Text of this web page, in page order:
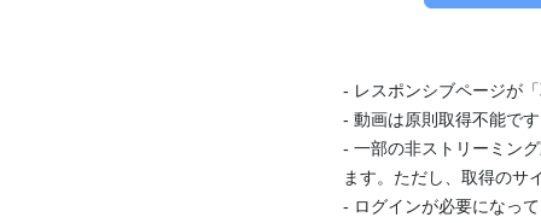
- レスポンシブページが
- 動画は原則取得不能で
- 一部の非ストリーミン
ます。ただし、取得のサ
- ログインが必要になっ